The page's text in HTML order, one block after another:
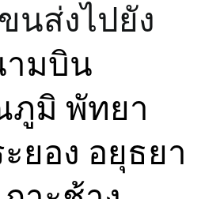
นส่งไปยัง
มบิน
ภูมิ พัทยา
ยอง อยุธยา